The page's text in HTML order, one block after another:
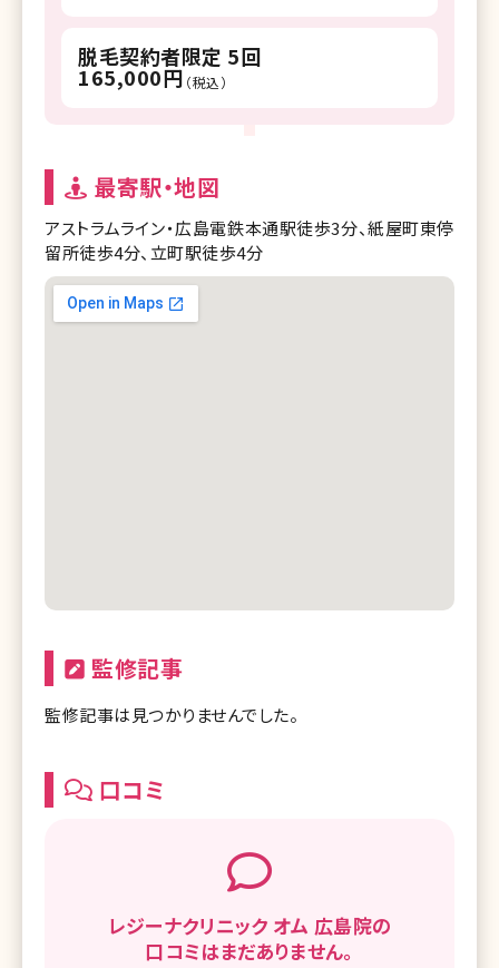
脱毛契約者限定 5回
165,000円 （税込）
最寄駅・地図
アストラムライン・広島電鉄本通駅徒歩3分、紙屋町東停
留所徒歩4分、立町駅徒歩4分
監修記事
監修記事は見つかりませんでした。
口コミ
レジーナクリニック オム 広島院の
口コミはまだありません。